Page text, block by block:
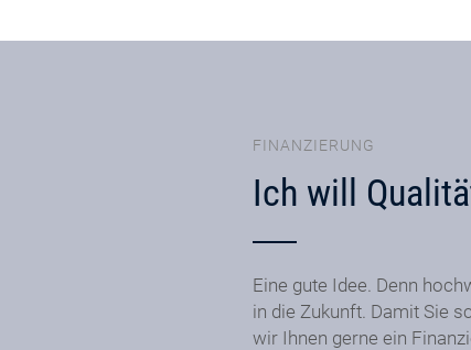
FINANZIERUNG
Ich will
Eine gute Idee. Denn
in die Zukunft. Damit Sie
wir Ihnen gerne ein